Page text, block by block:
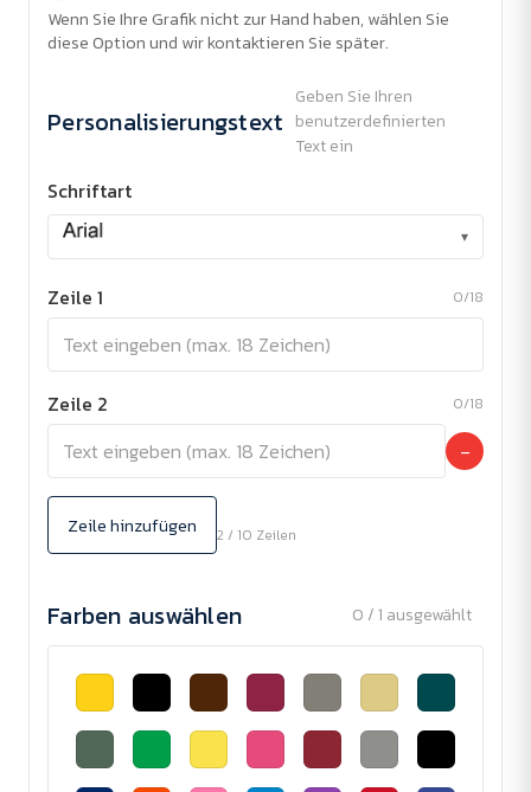
Wenn Sie Ihre Grafik nicht zur Hand haben, wählen Sie
diese Option und wir kontaktieren Sie später.
Personalisierungstext
Geben Sie Ihren
benutzerdefinierten
Text ein
Schriftart
▾
Zeile 1 0/18
Zeile 2 0/18
−
Zeile hinzufügen 2 / 10 Zeilen
Farben auswählen 0 / 1 ausgewählt